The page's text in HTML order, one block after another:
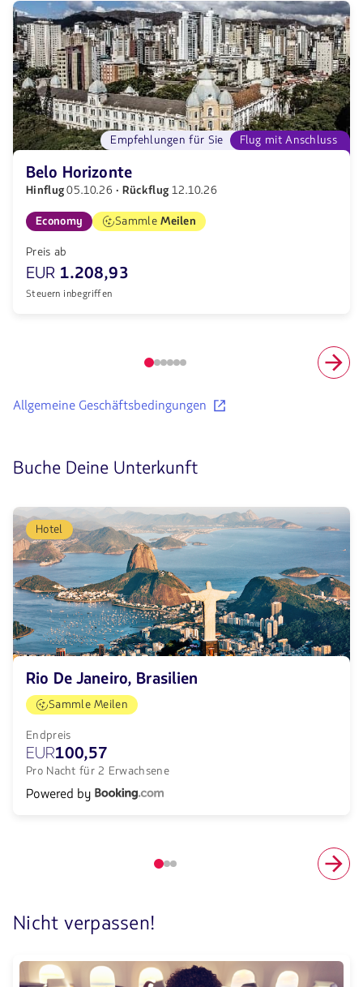
nächstes
Reiseziel
Flug mit Anschluss
Empfehlungen für Sie
Belo Horizonte
Hinflug05.10.26· Rückflug 12.10.26
Economy
SammleMeilen
Preis ab
EUR 1.208,93
Steuern inbegriffen
Element
von
Informiere
Allgemeinen
Geschäftsbedingungen
empfohlenen
Flüge.
Allgemeine Geschäftsbedingungen
Buche Deine Unterkunft
Hotel
Rio De Janeiro, Brasilien
Sammle Meilen
Endpreis
EUR100,57
Pro Nacht für 2 Erwachsene
Powered by
Elemento
3
Nicht verpassen!